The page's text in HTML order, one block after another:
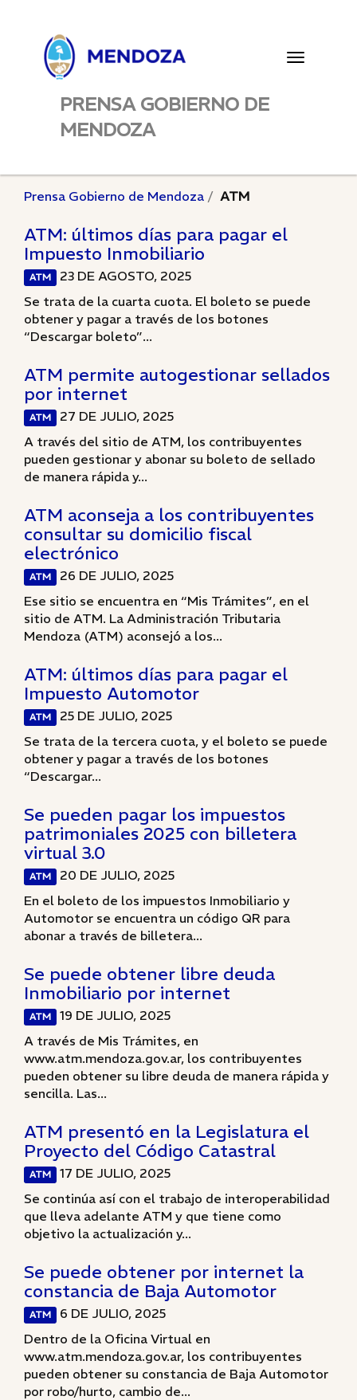
Toggle
PRENSA GOBIERNO DE
MENDOZA
Prensa Gobierno de Mendoza ATM
ATM: últimos días para pagar el
Impuesto Inmobiliario
ATM
23 DE AGOSTO, 2025
Se trata de la cuarta cuota. El boleto se puede
obtener y pagar a través de los botones
“Descargar boleto”...
ATM permite autogestionar sellados
por internet
ATM
27 DE JULIO, 2025
A través del sitio de ATM, los contribuyentes
pueden gestionar y abonar su boleto de sellado
de manera rápida y...
ATM aconseja a los contribuyentes
consultar su domicilio fiscal
electrónico
ATM
26 DE JULIO, 2025
Ese sitio se encuentra en “Mis Trámites”, en el
sitio de ATM. La Administración Tributaria
Mendoza (ATM) aconsejó a los...
ATM: últimos días para pagar el
Impuesto Automotor
ATM
25 DE JULIO, 2025
Se trata de la tercera cuota, y el boleto se puede
obtener y pagar a través de los botones
“Descargar...
Se pueden pagar los impuestos
patrimoniales 2025 con billetera
virtual 3.0
ATM
20 DE JULIO, 2025
En el boleto de los impuestos Inmobiliario y
Automotor se encuentra un código QR para
abonar a través de billetera...
Se puede obtener libre deuda
Inmobiliario por internet
ATM
19 DE JULIO, 2025
A través de Mis Trámites, en
www.atm.mendoza.gov.ar, los contribuyentes
pueden obtener su libre deuda de manera rápida y
sencilla. Las...
ATM presentó en la Legislatura el
Proyecto del Código Catastral
ATM
17 DE JULIO, 2025
Se continúa así con el trabajo de interoperabilidad
que lleva adelante ATM y que tiene como
objetivo la actualización y...
Se puede obtener por internet la
constancia de Baja Automotor
ATM
6 DE JULIO, 2025
Dentro de la Oficina Virtual en
www.atm.mendoza.gov.ar, los contribuyentes
pueden obtener su constancia de Baja Automotor
por robo/hurto, cambio de...